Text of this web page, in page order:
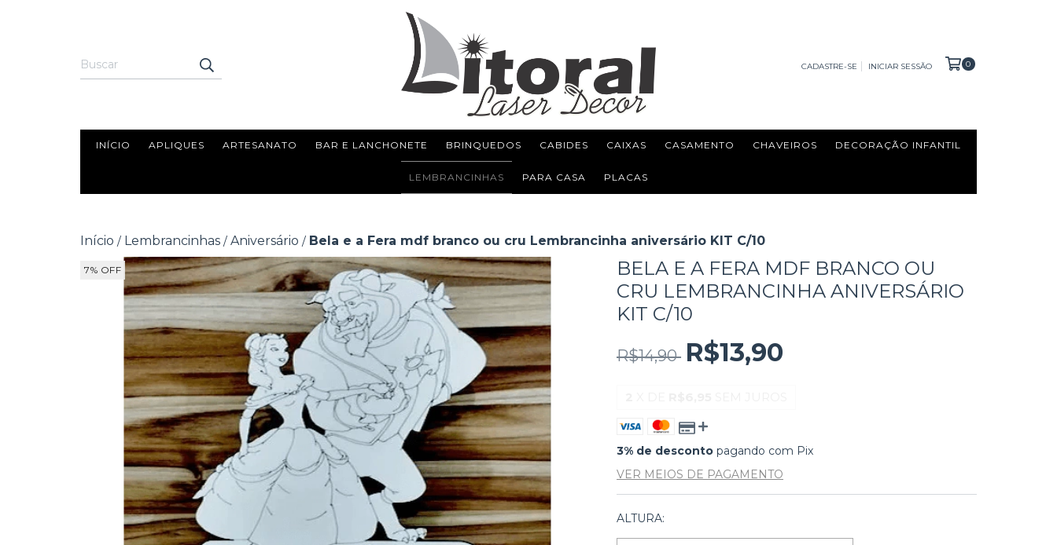
CADASTRE-SE INICIAR SESSÃO 0
INÍCIO APLIQUES ARTESANATO BAR E LANCHONETE BRINQUEDOS CABIDES CAIXAS CASAMENTO CHAVEIROS DECORAÇÃO INFANTIL
LEMBRANCINHAS PARA CASA PLACAS
Início / Lembrancinhas / Aniversário / Bela e a Fera mdf branco ou cru Lembrancinha aniversário KIT C/10
7% OFF
BELA E A FERA MDF BRANCO OU
CRU LEMBRANCINHA ANIVERSÁRIO
KIT C/10
R$14,90 R$13,90
3% de desconto pagando com Pix
VER MEIOS DE PAGAMENTO
ALTURA: